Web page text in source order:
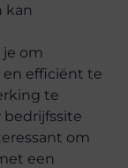
kan
om
efficiënt te
te
bedrijfssite
om
een